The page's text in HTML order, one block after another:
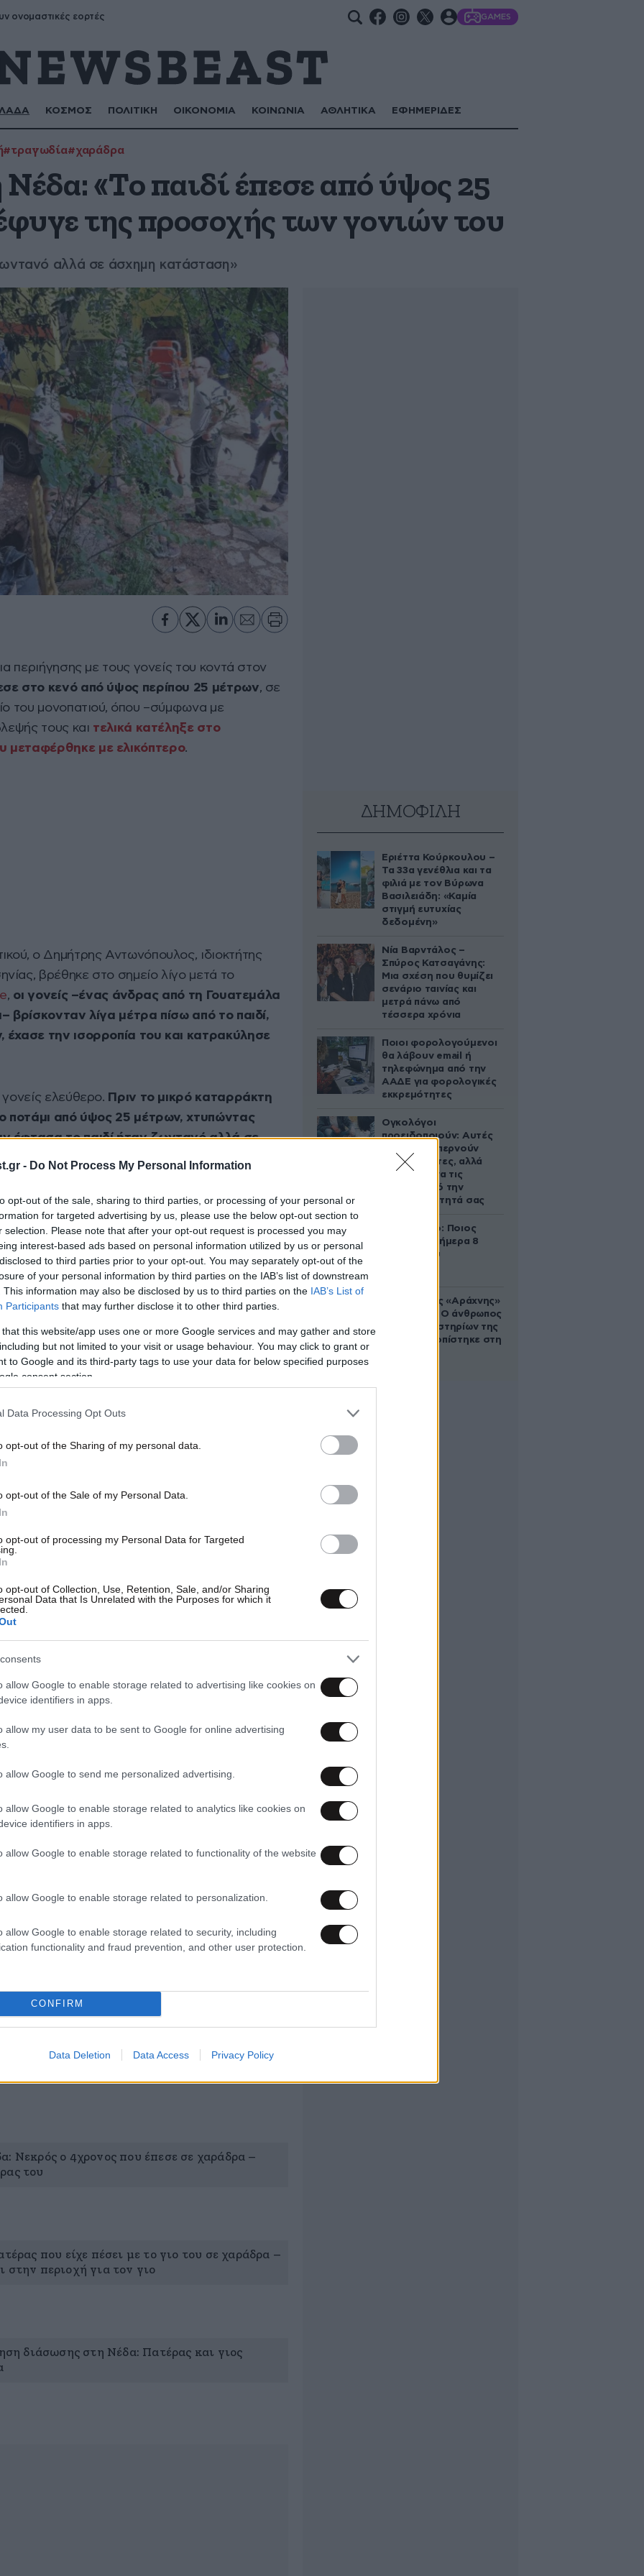
- Do Not Process My Personal Information
opt-out of the sale, sharing to third parties, or processing of your personal or
for targeted advertising by us, please use the below opt-out section to
selection. Please note that after your opt-out request is processed you may
interest-based ads based on personal information utilized by us or personal
to third parties prior to your opt-out. You may separately opt-out of the
of your personal information by third parties on the IAB’s list of downstream
This information may also be disclosed by us to third parties on the IAB’s List of
Participants that may further disclose it to other third parties.
that this website/app uses one or more Google services and may gather and store
but not limited to your visit or usage behaviour. You may click to grant or
to Google and its third-party tags to use your data for below specified purposes
consent section.
Data Processing Opt Outs
opt-out of the Sharing of my personal data.
opt-out of the Sale of my Personal Data.
opt-out of processing my Personal Data for Targeted
opt-out of Collection, Use, Retention, Sale, and/or Sharing
Data that Is Unrelated with the Purposes for which it
allow Google to enable storage related to advertising like cookies on
identifiers in apps.
allow my user data to be sent to Google for online advertising
allow Google to send me personalized advertising.
allow Google to enable storage related to analytics like cookies on
identifiers in apps.
allow Google to enable storage related to functionality of the website
allow Google to enable storage related to personalization.
allow Google to enable storage related to security, including
functionality and fraud prevention, and other user protection.
CONFIRM
Data Deletion Data Access Privacy Policy
ονομαστικές εορτές GAMES
ΚΟΣΜΟΣ ΠΟΛΙΤΙΚΗ ΟΙΚΟΝΟΜΙΑ ΚΟΙΝΩΝΙΑ ΑΘΛΗΤΙΚΑ ΕΦΗΜΕΡΙΔΕΣ
#τραγωδία#χαράδρα
«Το παιδί έπεσε από ύψος 25
της προσοχής των γονιών του
αλλά σε άσχημη κατάσταση»
περιήγησης με τους γονείς του κοντά στον
στο κενό από ύψος περίπου 25 μέτρων, σε
του μονοπατιού, όπου –σύμφωνα με
τους και τελικά κατέληξε στο
μεταφέρθηκε με ελικόπτερο.
ο Δημήτρης Αντωνόπουλος, ιδιοκτήτης
βρέθηκε στο σημείο λίγο μετά το
, οι γονείς –ένας άνδρας από τη Γουατεμάλα
βρίσκονταν λίγα μέτρα πίσω από το παιδί,
την ισορροπία του και κατρακύλησε
ελεύθερο. Πριν το μικρό καταρράκτη
ποτάμι από ύψος 25 μέτρων, χτυπώντας
έφτασα το παιδί ήταν ζωντανό αλλά σε
επάνω ο πατέρας του με κάποιον άλλο.»
βαθμό επικινδυνότητας του μονοπατιού.
ο κίνδυνος, αλλά και από πάνω που
μιας νέας, ασφαλέστερης διαδρομής που θα
το τοπίο χωρίς να διατρέχουν
παλιότερο περιστατικό του 2024, κατά το
στο ίδιο μονοπάτι.
άδεια και χωρίς να τηρούν κανόνες
περιοχή προσφέροντας «ξεναγήσεις»
Νεκρός ο 4χρονος που έπεσε σε χαράδρα –
του
που είχε πέσει με το γιο του σε χαράδρα –
στην περιοχή για τον γιο
διάσωσης στη Νέδα: Πατέρας και γιος
ΔΗΜΟΦΙΛΗ
Εριέττα Κούρκουλου –
Τα 33α γενέθλια και τα
φιλιά με τον Βύρωνα
Βασιλειάδη: «Καμία
στιγμή ευτυχίας
δεδομένη»
Νία Βαρντάλος –
Σπύρος Κατσαγάνης:
Μια σχέση που θυμίζει
σενάριο ταινίας και
μετρά πάνω από
τέσσερα χρόνια
Ποιοι φορολογούμενοι
θα λάβουν email ή
τηλεφώνημα από την
ΑΑΔΕ για φορολογικές
εκκρεμότητες
Ογκολόγοι
προειδοποιούν: Αυτές
οι τροφές, περνούν
απαρατήρητες, αλλά
καλό είναι να τις
βγάλετε από την
καθημερινότητά σας
Εορτολόγιο: Ποιος
γιορτάζει σήμερα 8
Αυγούστου
Στα ίχνη της «Αράχνης»
του Άσαντ: Ο άνθρωπος
των βασανιστηρίων της
Συρίας εντοπίστηκε στη